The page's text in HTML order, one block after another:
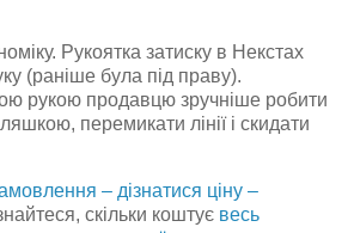
Рукоятка затиску в Некстах
(раніше була під праву).
рукою продавцю зручніше робити
перемикати лінії і скидати
– дізнатися ціну –
скільки коштує весь